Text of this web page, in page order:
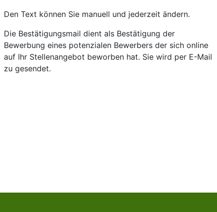
Den Text können Sie manuell und jederzeit ändern.
Die Bestätigungsmail dient als Bestätigung der
Bewerbung eines potenzialen Bewerbers der sich online
auf Ihr Stellenangebot beworben hat. Sie wird per E-Mail
zu gesendet.